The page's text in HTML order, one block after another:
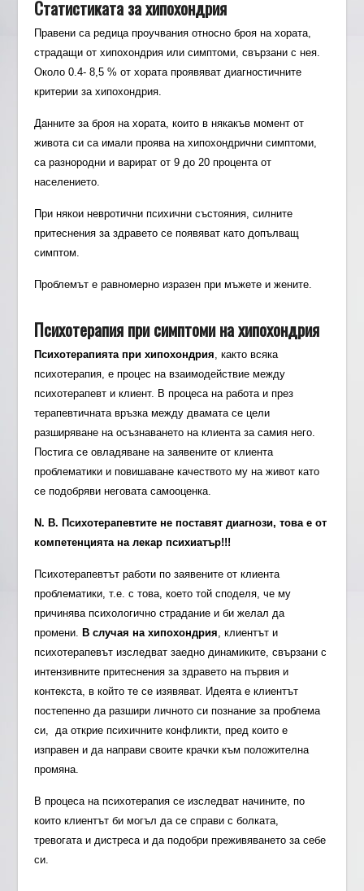
Статистиката за хипохондрия
Правени са редица проучвания относно броя на хората,
страдащи от хипохондрия или симптоми, свързани с нея.
Около 0.4- 8,5 % от хората проявяват диагностичните
критерии за хипохондрия.
Данните за броя на хората, които в някакъв момент от
живота си са имали проява на хипохондрични симптоми,
са разнородни и варират от 9 до 20 процента от
населението.
При някои невротични психични състояния, силните
притеснения за здравето се появяват като допълващ
симптом.
Проблемът е равномерно изразен при мъжете и жените.
Психотерапия при симптоми на хипохондрия
Психотерапията при хипохондрия, както всяка
психотерапия, е процес на взаимодействие между
психотерапевт и клиент. В процеса на работа и през
терапевтичната връзка между двамата се цели
разширяване на осъзнаването на клиента за самия него.
Постига се овладяване на заявените от клиента
проблематики и повишаване качеството му на живот като
се подобряви неговата самооценка.
N. B. Психотерапевтите не поставят диагнози, това е от
компетенцията на лекар психиатър!!!
Психотерапевтът работи по заявените от клиента
проблематики, т.е. с това, което той споделя, че му
причинява психологично страдание и би желал да
промени. В случая на хипохондрия, клиентът и
психотерапевът изследват заедно динамиките, свързани с
интензивните притеснения за здравето на първия и
контекста, в който те се изявяват. Идеята е клиентът
постепенно да разшири личното си познание за проблема
си, да открие психичните конфликти, пред които е
изправен и да направи своите крачки към положителна
промяна.
В процеса на психотерапия се изследват начините, по
които клиентът би могъл да се справи с болката,
тревогата и дистреса и да подобри преживяването за себе
си.